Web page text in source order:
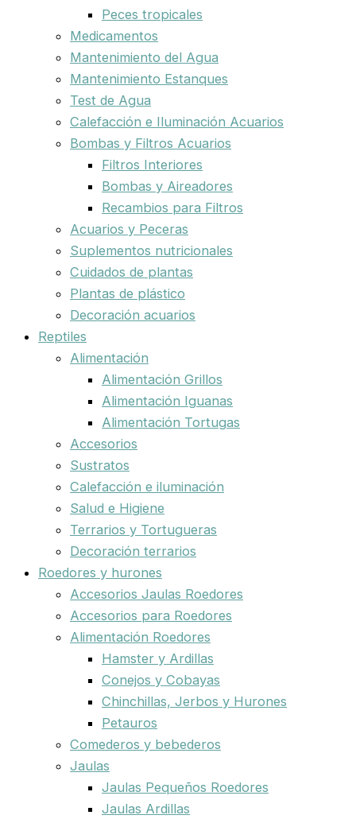
Peces tropicales
Medicamentos
Mantenimiento del Agua
Mantenimiento Estanques
Test de Agua
Calefacción e Iluminación Acuarios
Bombas y Filtros Acuarios
Filtros Interiores
Bombas y Aireadores
Recambios para Filtros
Acuarios y Peceras
Suplementos nutricionales
Cuidados de plantas
Plantas de plástico
Decoración acuarios
Reptiles
Alimentación
Alimentación Grillos
Alimentación Iguanas
Alimentación Tortugas
Accesorios
Sustratos
Calefacción e iluminación
Salud e Higiene
Terrarios y Tortugueras
Decoración terrarios
Roedores y hurones
Accesorios Jaulas Roedores
Accesorios para Roedores
Alimentación Roedores
Hamster y Ardillas
Conejos y Cobayas
Chinchillas, Jerbos y Hurones
Petauros
Comederos y bebederos
Jaulas
Jaulas Pequeños Roedores
Jaulas Ardillas